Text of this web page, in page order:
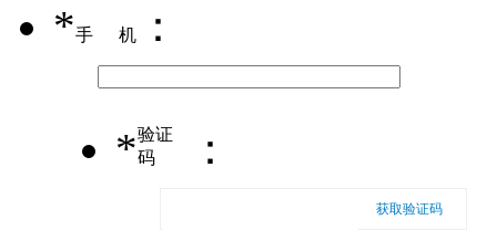
*手机 ：
*验证
码
：
获取验证码